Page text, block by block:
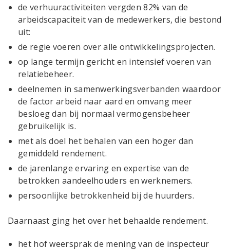
de verhuuractiviteiten vergden 82% van de
arbeidscapaciteit van de medewerkers, die bestond
uit:
de regie voeren over alle ontwikkelingsprojecten.
op lange termijn gericht en intensief voeren van
relatiebeheer.
deelnemen in samenwerkingsverbanden waardoor
de factor arbeid naar aard en omvang meer
besloeg dan bij normaal vermogensbeheer
gebruikelijk is.
met als doel het behalen van een hoger dan
gemiddeld rendement.
de jarenlange ervaring en expertise van de
betrokken aandeelhouders en werknemers.
persoonlijke betrokkenheid bij de huurders.
Daarnaast ging het over het behaalde rendement.
het hof weersprak de mening van de inspecteur